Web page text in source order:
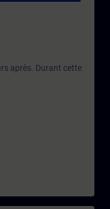
après. Durant cette